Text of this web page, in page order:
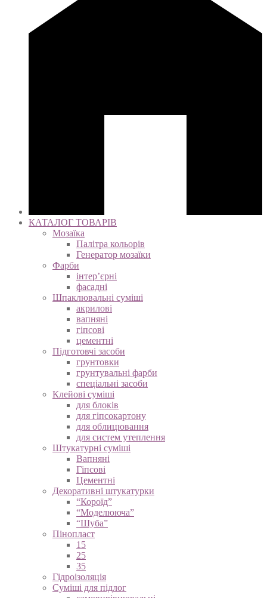
КАТАЛОГ ТОВАРІВ
Мозаїка
Палітра кольорів
Генератор мозаїки
Фарби
інтер’єрні
фасадні
Шпаклювальні суміші
акрилові
вапняні
гіпсові
цементні
Підготовчі засоби
грунтовки
грунтувальні фарби
спеціальні засоби
Клейові суміші
для блоків
для гіпсокартону
для облицювання
для систем утеплення
Штукатурні суміші
Вапняні
Гіпсові
Цементні
Декоративні штукатурки
“Короїд”
“Моделююча”
“Шуба”
Пінопласт
15
25
35
Гідроізоляція
Суміші для підлог